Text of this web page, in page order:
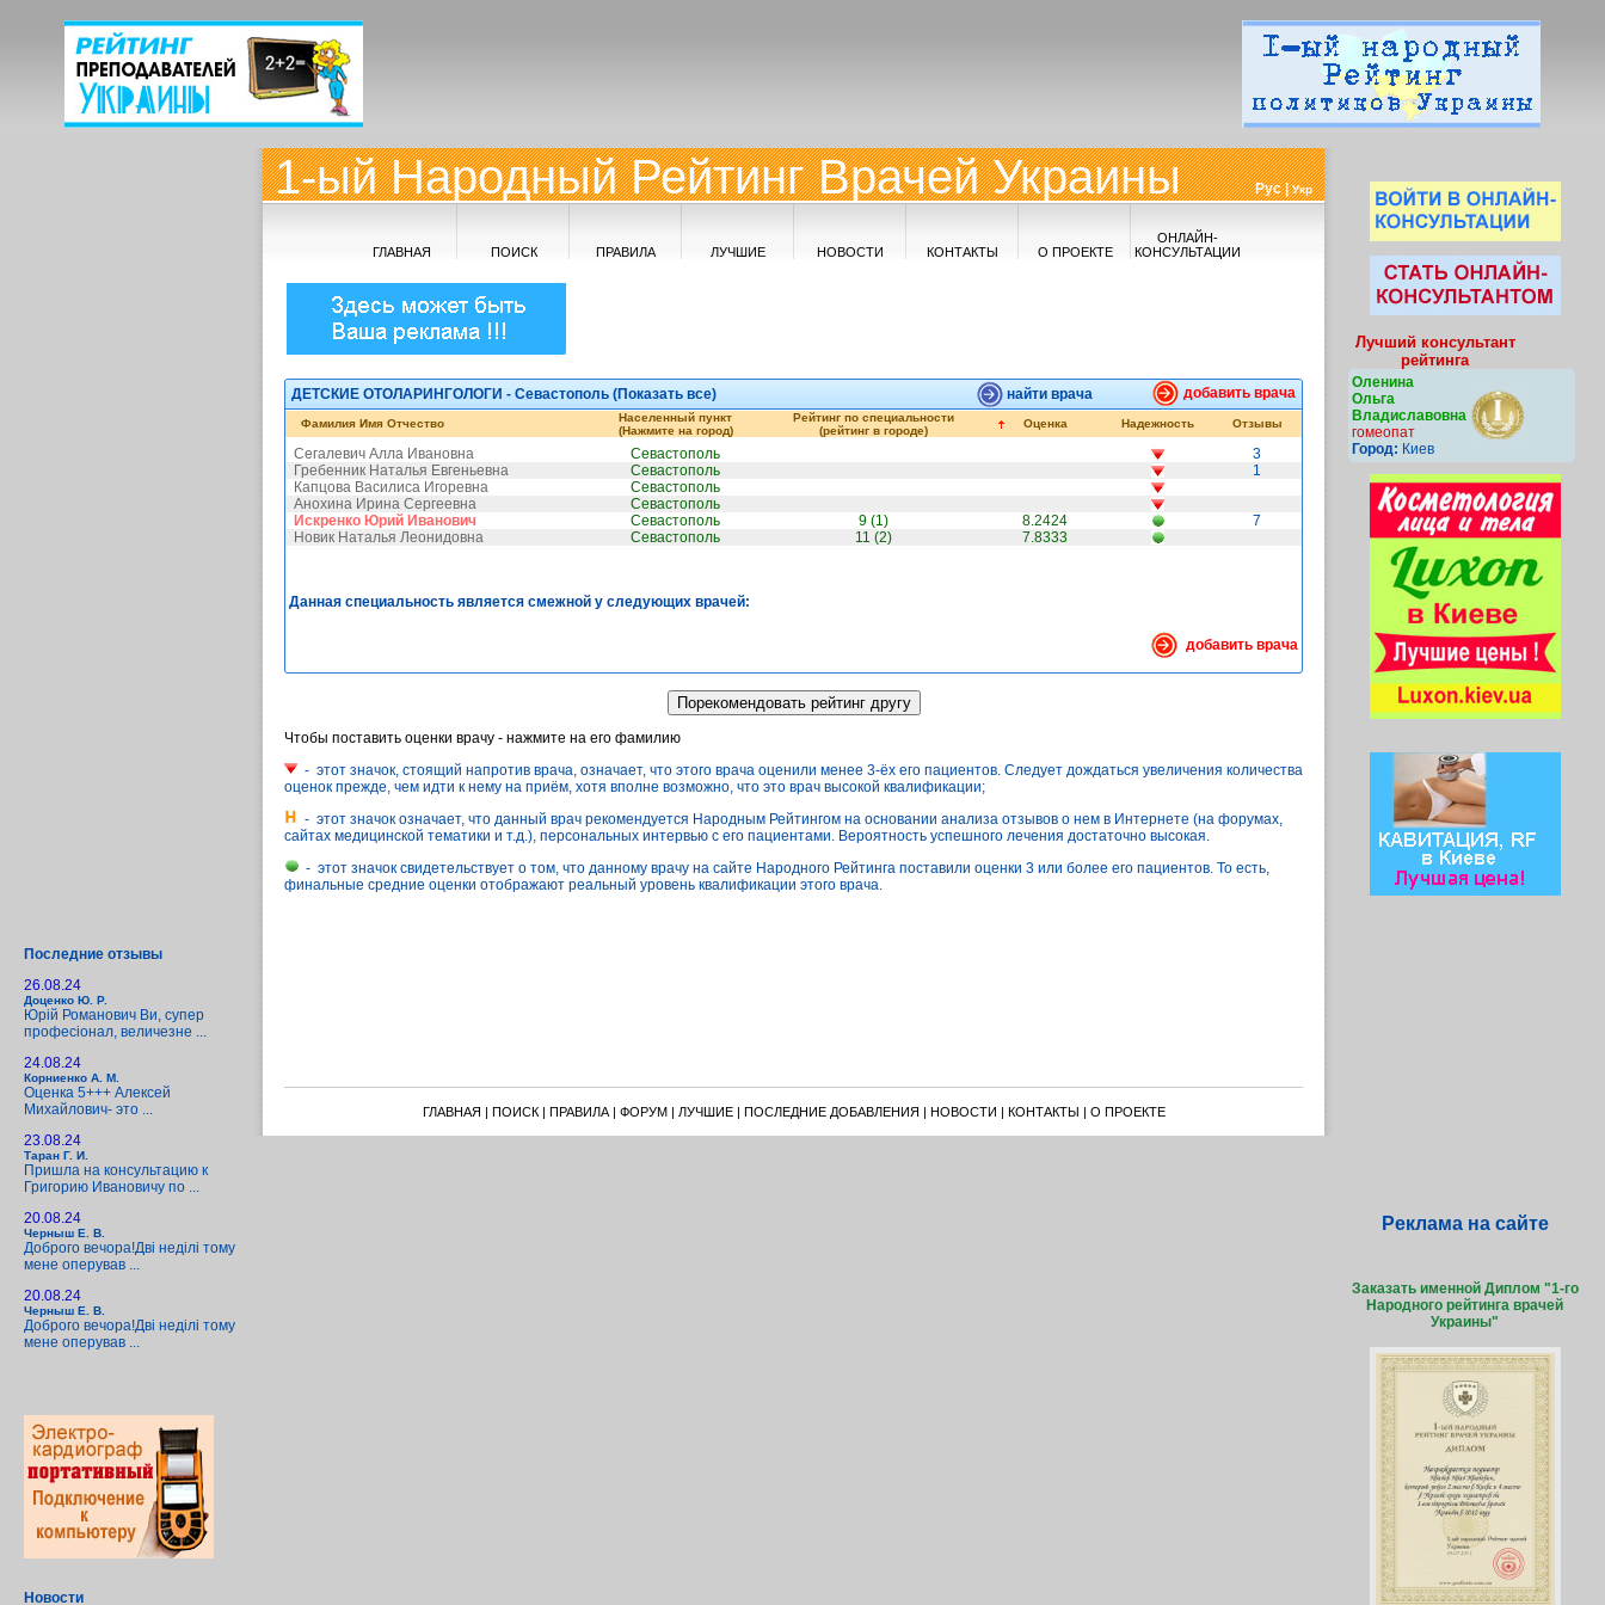
Последние отзывы
26.08.24
Доценко Ю. Р.
Юрій Романович Ви, супер
професіонал, величезне ...
24.08.24
Корниенко А. М.
Оценка 5+++ Алексей
Михайлович- это ...
23.08.24
Таран Г. И.
Пришла на консультацию к
Григорию Ивановичу по ...
20.08.24
Черныш Е. В.
Доброго вечора!Дві неділі тому
мене оперував ...
20.08.24
Черныш Е. В.
Доброго вечора!Дві неділі тому
мене оперував ...
Новости
1-ый Народный Рейтинг Врачей Украины Рус |Укр
ГЛАВНАЯ ПОИСК ПРАВИЛА ЛУЧШИЕ НОВОСТИ КОНТАКТЫ О ПРОЕКТЕ
ОНЛАЙН-
КОНСУЛЬТАЦИИ
ДЕТСКИЕ ОТОЛАРИНГОЛОГИ - Севастополь (Показать все) найти врача добавить врача
Фамилия Имя Отчество
Населенный пункт
(Нажмите на город)
Рейтинг по специальности
(рейтинг в городе)
Оценка Надежность Отзывы
Сегалевич Алла Ивановна Севастополь
3
Гребенник Наталья Евгеньевна
Севастополь
1
Капцова Василиса Игоревна
Севастополь
Анохина Ирина Сергеевна
Севастополь
Искренко Юрий Иванович
Севастополь 9 (1) 8.2424
7
Новик Наталья Леонидовна
Севастополь 11 (2) 7.8333
Данная специальность является смежной у следующих врачей:
добавить врача
Чтобы поставить оценки врачу - нажмите на его фамилию
- этот значок, стоящий напротив врача, означает, что этого врача оценили менее 3-ёх его пациентов. Следует дождаться увеличения количества
оценок прежде, чем идти к нему на приём, хотя вполне возможно, что это врач высокой квалификации;
- этот значок означает, что данный врач рекомендуется Народным Рейтингом на основании анализа отзывов о нем в Интернете (на форумах,
сайтах медицинской тематики и т.д.), персональных интервью с его пациентами. Вероятность успешного лечения достаточно высокая.
- этот значок свидетельствует о том, что данному врачу на сайте Народного Рейтинга поставили оценки 3 или более его пациентов. То есть,
финальные средние оценки отображают реальный уровень квалификации этого врача.
ГЛАВНАЯ | ПОИСК| ПРАВИЛА| ФОРУМ| ЛУЧШИЕ| ПОСЛЕДНИЕ ДОБАВЛЕНИЯ | НОВОСТИ | КОНТАКТЫ | О ПРОЕКТЕ
Лучший консультант
рейтинга
Оленина
Ольга
Владиславовна
гомеопат
Город: Киев
Реклама на сайте
Заказать именной Диплом "1-го
Народного рейтинга врачей
Украины"